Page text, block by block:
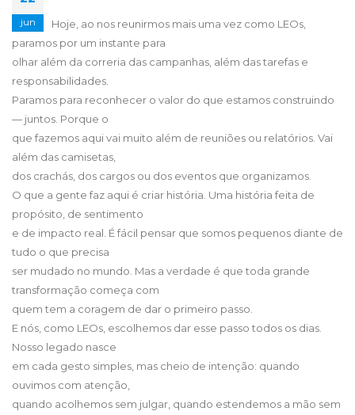
jun
Hoje, ao nos reunirmos mais uma vez como LEOs,
paramos por um instante para
olhar além da correria das campanhas, além das tarefas e
responsabilidades.
Paramos para reconhecer o valor do que estamos construindo
— juntos. Porque o
que fazemos aqui vai muito além de reuniões ou relatórios. Vai
além das camisetas,
dos crachás, dos cargos ou dos eventos que organizamos.
O que a gente faz aqui é criar história. Uma história feita de
propósito, de sentimento
e de impacto real. É fácil pensar que somos pequenos diante de
tudo o que precisa
ser mudado no mundo. Mas a verdade é que toda grande
transformação começa com
quem tem a coragem de dar o primeiro passo.
E nós, como LEOs, escolhemos dar esse passo todos os dias.
Nosso legado nasce
em cada gesto simples, mas cheio de intenção: quando
ouvimos com atenção,
quando acolhemos sem julgar, quando estendemos a mão sem